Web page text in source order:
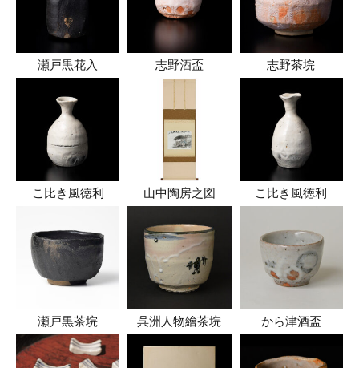
瀬戸黒花入 志野酒盃 志野茶垸
こ比き風徳利 山中陶房之図 こ比き風徳利
瀬戸黒茶垸 呉洲人物繪茶垸 から津酒盃